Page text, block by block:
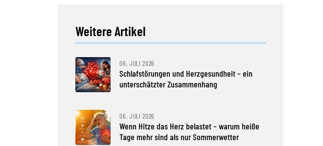
Weitere Artikel
06. JULI 2026
Schlafstörungen und Herzgesundheit – ein
unterschätzter Zusammenhang
06. JULI 2026
Wenn Hitze das Herz belastet – warum heiße
Tage mehr sind als nur Sommerwetter